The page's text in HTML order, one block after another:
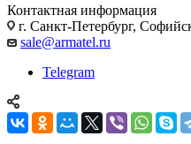
Контактная информация
г. Санкт-Петербург,
sale@armatel.ru
Telegram